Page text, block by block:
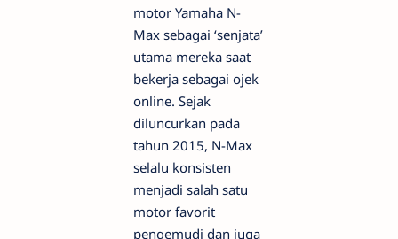
motor Yamaha N-
Max sebagai ‘senjata’
utama mereka saat
bekerja sebagai ojek
online. Sejak
diluncurkan pada
tahun 2015, N-Max
selalu konsisten
menjadi salah satu
motor favorit
pengemudi dan juga